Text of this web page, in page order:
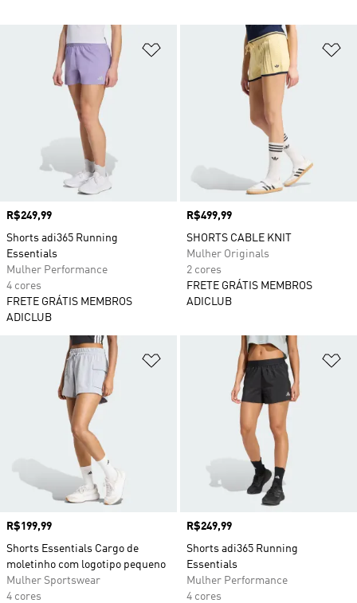
Adicionar à Lista de Desejos
Preço
R$249,99
Shorts adi365 Running
Essentials
Mulher Performance
4 cores
FRETE GRÁTIS MEMBROS
ADICLUB
Preço
R$499,99
SHORTS CABLE KNIT
Mulher Originals
2 cores
FRETE GRÁTIS MEMBROS
ADICLUB
Adicionar à Lista de Desejos
Preço
R$199,99
Shorts Essentials Cargo de
moletinho com logotipo pequeno
Mulher Sportswear
4 cores
Preço
R$249,99
Shorts adi365 Running
Essentials
Mulher Performance
4 cores